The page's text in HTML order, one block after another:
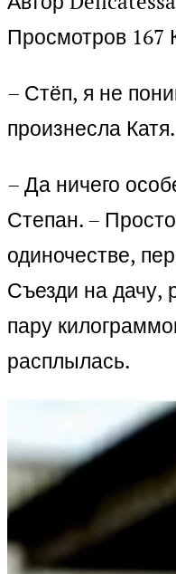
Просмотров 167
– Стёп, я не
произнесла Катя.
– Да ничего
Степан. –
одиночестве,
Съезди на дачу,
пару
расплылась.